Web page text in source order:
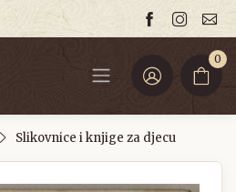
0
Slikovnice i knjige za djecu